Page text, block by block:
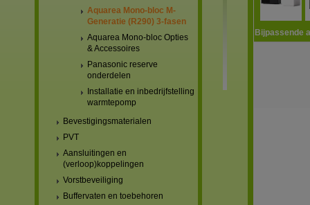
Aquarea Mono-bloc M-
Generatie (R290) 3-fasen
Aquarea Mono-bloc Opties
& Accessoires
Panasonic reserve
onderdelen
Installatie en inbedrijfstelling
warmtepomp
Bevestigingsmaterialen
PVT
Aansluitingen en
(verloop)koppelingen
Vorstbeveiliging
Buffervaten en toebehoren
Bijpassende